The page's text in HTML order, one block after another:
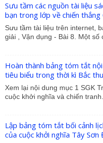
Sưu tầm các nguồn tài liệu
bạn trong lớp về chiến thắng
Sưu tầm tài liệu trên internet,
giải , Vận dụng - Bài 8. Một số
Hoàn thành bảng tóm tắt
tiêu biểu trong thời kì Bắc
Xem lại nội dung mục 1 SGK
cuộc khởi nghĩa và chiến tranh...
Lập bảng tóm tắt bối cảnh
của cuộc khởi nghĩa Tây Sơn